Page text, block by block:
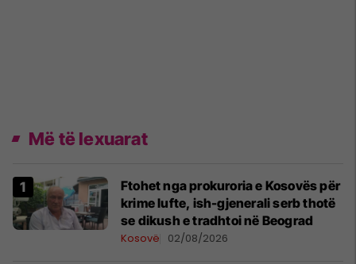
Më të lexuarat
Ftohet nga prokuroria e Kosovës për
krime lufte, ish-gjenerali serb thotë
se dikush e tradhtoi në Beograd
Kosovë 02/08/2026